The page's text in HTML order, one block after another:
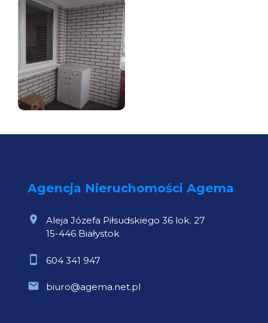
Agencja Nieruchomości Agema
Aleja Józefa Piłsudskiego 36 lok. 27
15-446 Białystok
604 341 947
biuro@agema.net.pl